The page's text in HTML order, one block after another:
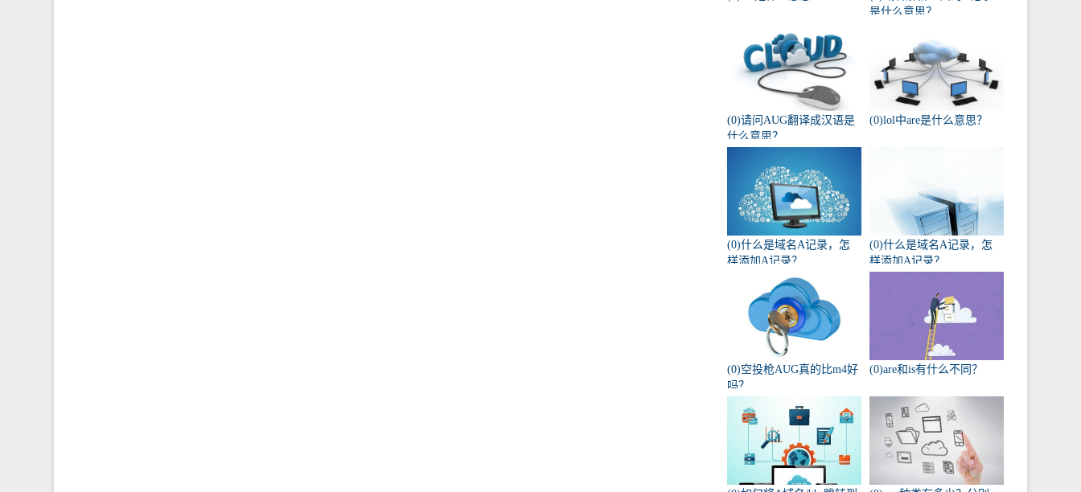
是什么意思？
(0)请问AUG翻译成汉语是
什么意思？
(0)lol中are是什么意思？
(0)什么是域名A记录，怎
样添加A记录？
(0)什么是域名A记录，怎
样添加A记录？
(0)空投枪AUG真的比m4好
吗？
(0)are和is有什么不同？